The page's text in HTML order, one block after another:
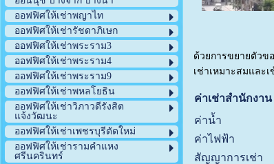
ออฟฟิศให้เช่าพญาไท
ออฟฟิศให้เช่ารัชดาภิเษก
ออฟฟิศให้เช่าพระราม3
ออฟฟิศให้เช่าพระราม4
ออฟฟิศให้เช่าพระราม9
ออฟฟิศให้เช่าพหลโยธิน
ออฟฟิศให้เช่าวิภาวดีรังสิต
แจ้งวัฒนะ
ออฟฟิศให้เช่าเพชรบุรีตัดใหม่
ออฟฟิศให้เช่ารามคำแหง
ศรีนครินทร์
ด้วยการขยายตัวข
เช่าเหมาะสมและ
ค่าเช่าสำนักงาน
ค่าน้ำ
ค่าไฟฟ้า
สัญญาการเช่า